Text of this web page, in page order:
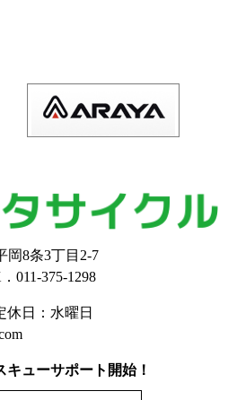
岡8条3丁目2-7
011-375-1298
日：水曜日
ューサポート開始！